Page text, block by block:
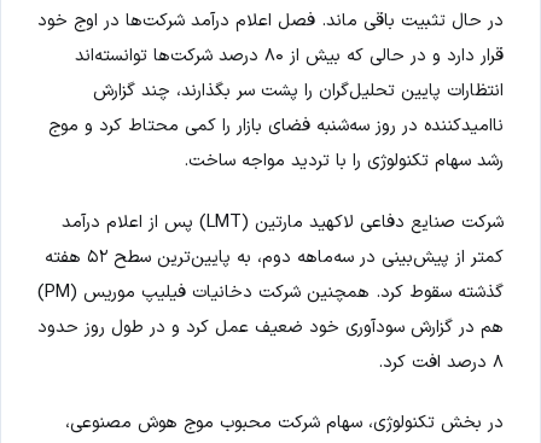
در حال تثبیت باقی ماند. فصل اعلام درآمد شرکت‌ها در اوج خود
قرار دارد و در حالی که بیش از ۸۰ درصد شرکت‌ها توانسته‌اند
انتظارات پایین تحلیل‌گران را پشت سر بگذارند، چند گزارش
ناامیدکننده در روز سه‌شنبه فضای بازار را کمی محتاط کرد و موج
رشد سهام تکنولوژی را با تردید مواجه ساخت.
شرکت صنایع دفاعی لاکهید مارتین (LMT) پس از اعلام درآمد
کمتر از پیش‌بینی در سه‌ماهه دوم، به پایین‌ترین سطح ۵۲ هفته
گذشته سقوط کرد. همچنین شرکت دخانیات فیلیپ موریس (PM)
هم در گزارش سودآوری خود ضعیف عمل کرد و در طول روز حدود
۸ درصد افت کرد.
در بخش تکنولوژی، سهام شرکت محبوب موج هوش مصنوعی،